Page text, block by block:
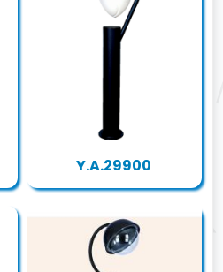
Y.A.29900